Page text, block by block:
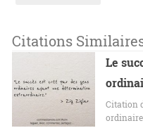
Citations
Le
Citation